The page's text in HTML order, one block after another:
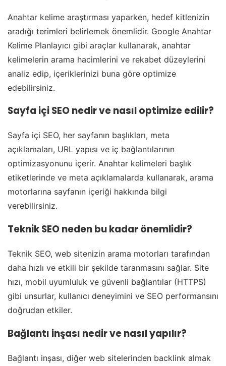
Anahtar kelime araştırması yaparken, hedef kitlenizin
aradığı terimleri belirlemek önemlidir. Google Anahtar
Kelime Planlayıcı gibi araçlar kullanarak, anahtar
kelimelerin arama hacimlerini ve rekabet düzeylerini
analiz edip, içeriklerinizi buna göre optimize
edebilirsiniz.
Sayfa içi SEO nedir ve nasıl optimize edilir?
Sayfa içi SEO, her sayfanın başlıkları, meta
açıklamaları, URL yapısı ve iç bağlantılarının
optimizasyonunu içerir. Anahtar kelimeleri başlık
etiketlerinde ve meta açıklamalarda kullanarak, arama
motorlarına sayfanın içeriği hakkında bilgi
verebilirsiniz.
Teknik SEO neden bu kadar önemlidir?
Teknik SEO, web sitenizin arama motorları tarafından
daha hızlı ve etkili bir şekilde taranmasını sağlar. Site
hızı, mobil uyumluluk ve güvenli bağlantılar (HTTPS)
gibi unsurlar, kullanıcı deneyimini ve SEO performansını
doğrudan etkiler.
Bağlantı inşası nedir ve nasıl yapılır?
Bağlantı inşası, diğer web sitelerinden backlink almak